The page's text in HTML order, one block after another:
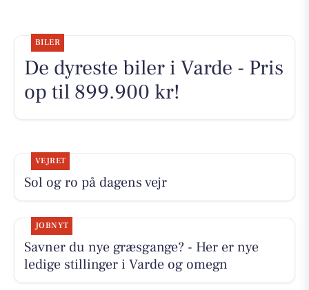
BILER
De dyreste biler i Varde - Pris
op til 899.900 kr!
VEJRET
Sol og ro på dagens vejr
JOBNYT
Savner du nye græsgange? - Her er nye
ledige stillinger i Varde og omegn